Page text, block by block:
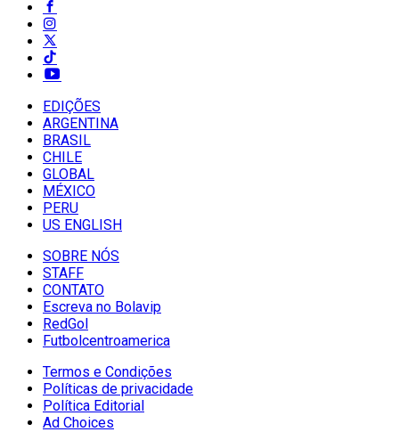
EDIÇÕES
ARGENTINA
BRASIL
CHILE
GLOBAL
MÉXICO
PERU
US ENGLISH
SOBRE NÓS
STAFF
CONTATO
Escreva no Bolavip
RedGol
Futbolcentroamerica
Termos e Condições
Políticas de privacidade
Política Editorial
Ad Choices